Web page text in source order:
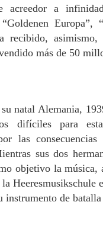
acreedor a
“Goldenen
recibido,
más de 50
natal Alemania,
difíciles para
las
sus dos
objetivo la música,
Heeresmusikschule
instrumento de